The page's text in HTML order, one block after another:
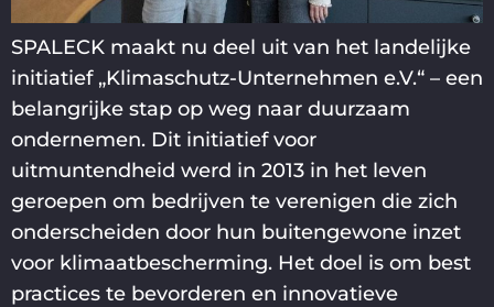
SPALECK maakt nu deel uit van het landelijke
initiatief „Klimaschutz-Unternehmen e.V.“ – een
belangrijke stap op weg naar duurzaam
ondernemen. Dit initiatief voor
uitmuntendheid werd in 2013 in het leven
geroepen om bedrijven te verenigen die zich
onderscheiden door hun buitengewone inzet
voor klimaatbescherming. Het doel is om best
practices te bevorderen en innovatieve